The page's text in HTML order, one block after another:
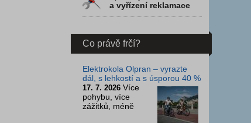
a vyřízení reklamace
Co právě frčí?
Elektrokola Olpran – vyrazte
dál, s lehkostí a s úsporou 40 %
17. 7. 2026 Více
pohybu, více
zážitků, méně